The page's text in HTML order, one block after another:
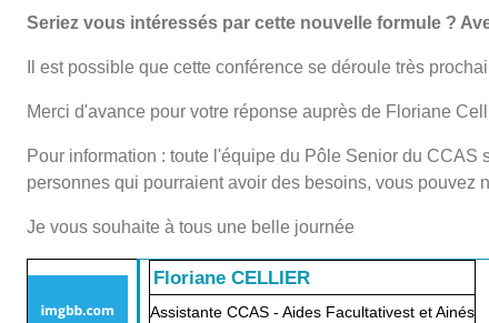
Seriez vous intéressés par cette nouvelle formule ?
Il est possible que cette conférence se déroule très
Merci d'avance pour votre réponse auprès de Floriane
Pour information : toute l'équipe du Pôle Senior du
personnes qui pourraient avoir des besoins, vous pouvez
Je vous souhaite à tous une belle journée
Floriane CELLIER
Assistante CCAS - Aides Facultativest et Ainés